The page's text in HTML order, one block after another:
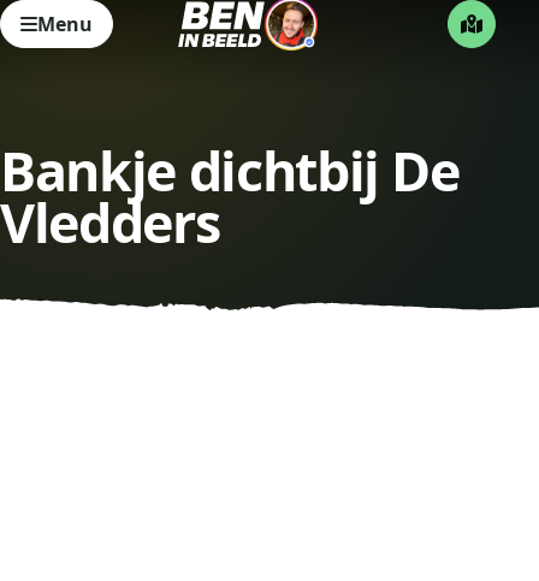
Menu
Bankje dichtbij De
Vledders